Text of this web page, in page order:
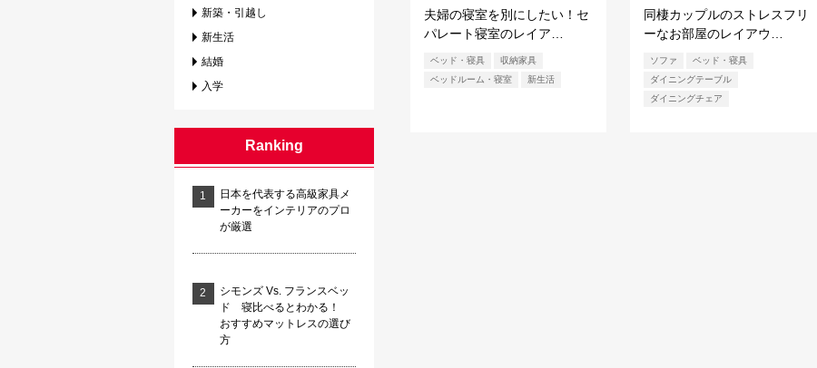
夫婦の寝室を別にしたい！セ
パレート寝室のレイア…
ベッド・寝具
収納家具
ベッドルーム・寝室
新生活
同棲カップルのストレスフリ
ーなお部屋のレイアウ…
ソファ
ベッド・寝具
ダイニングテーブル
ダイニングチェア
新築・引越し
新生活
結婚
入学
Ranking
日本を代表する高級家具メ
ーカーをインテリアのプロ
が厳選
シモンズ Vs. フランスベッ
ド 寝比べるとわかる！
おすすめマットレスの選び
方